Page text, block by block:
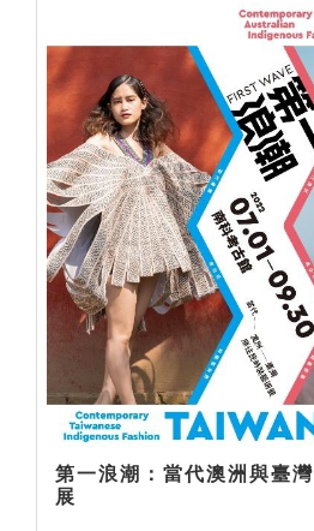
第一浪潮：當代澳洲與臺
展